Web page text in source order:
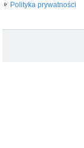
Polityka prywatności